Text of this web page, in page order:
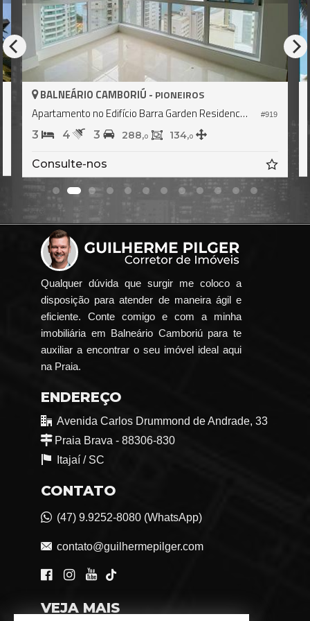
#919
BALNEÁRIO CAMBORIÚ - PIONEIROS
Apartamento no Edifício Barra Garden Residencial
3 4 3 288,0 134,0
Consulte-nos
Qualquer dúvida que surgir me coloco a
disposição para atender de maneira ágil e
eficiente. Conte comigo e com a minha
imobiliária em Balneário Camboriú para te
auxiliar a encontrar o seu imóvel ideal aqui
na Praia.
ENDEREÇO
Avenida Carlos Drummond de Andrade, 33
Praia Brava - 88306-830
Itajaí / SC
CONTATO
(47) 9.9252-8080 (WhatsApp)
contato@guilhermepilger.com
VEJA MAIS